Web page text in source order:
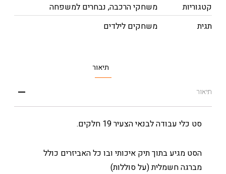
קטגוריות
משחקי הרכבה, נבחרים למשפחה
תגית
משחקים לילדים
תיאור
תיאור
סט כלי עבודה לבנאי הצעיר 19 חלקים.
הסט מגיע בתוך תיק איכותי ובו כל האביזרים כולל
מברגה חשמלית (על סוללות)